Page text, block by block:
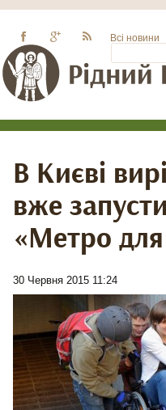
Всі новини
В Києві
вже
«Метро для
30 Червня 2015 11:24